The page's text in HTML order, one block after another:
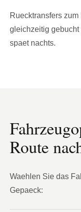
Ruecktransfers
gleichzeitig
spaet nachts.
Route
Waehlen Sie das
Gepaeck: